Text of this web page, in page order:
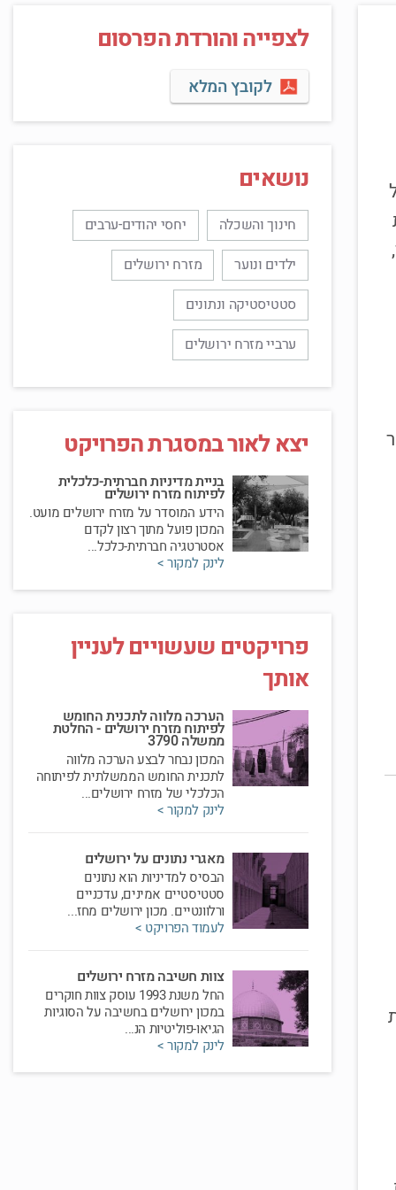
לצפייה והורדת הפרסום
לקובץ המלא
נושאים
חינוך והשכלה
יחסי יהודים-ערבים
ילדים ונוער
מזרח ירושלים
סטטיסטיקה ונתונים
ערביי מזרח ירושלים
יצא לאור במסגרת הפרויקט
בניית מדיניות חברתית-כלכלית
לפיתוח מזרח ירושלים
הידע המוסדר על מזרח ירושלים מועט.
המכון פועל מתוך רצון לקדם
אסטרטגיה חברתית-כלכל...
לינק למקור >
פרויקטים שעשויים לעניין
אותך
הערכה מלווה לתכנית החומש
לפיתוח מזרח ירושלים - החלטת
ממשלה 3790
המכון נבחר לבצע הערכה מלווה
לתכנית החומש הממשלתית לפיתוחה
הכלכלי של מזרח ירושלים...
לינק למקור >
מאגרי נתונים על ירושלים
הבסיס למדיניות הוא נתונים
סטטיסטיים אמינים, עדכניים
ורלוונטיים. מכון ירושלים מחז...
לעמוד הפרויקט >
צוות חשיבה מזרח ירושלים
החל משנת 1993 עוסק צוות חוקרים
במכון ירושלים בחשיבה על הסוגיות
הגיאו-פוליטיות הנ...
לינק למקור >